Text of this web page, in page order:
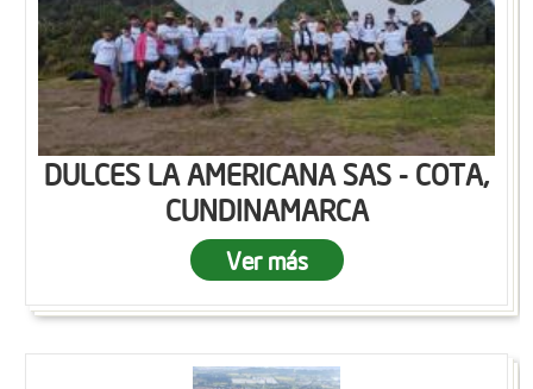
DULCES LA AMERICANA SAS - COTA,
CUNDINAMARCA
Ver más